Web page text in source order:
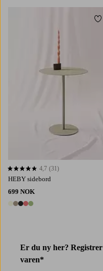
HEBY sidebord
699 NOK
5 farger
4,7 basert på 31 karaktergivninger
4,7 (31)
Er du ny her?
varen*